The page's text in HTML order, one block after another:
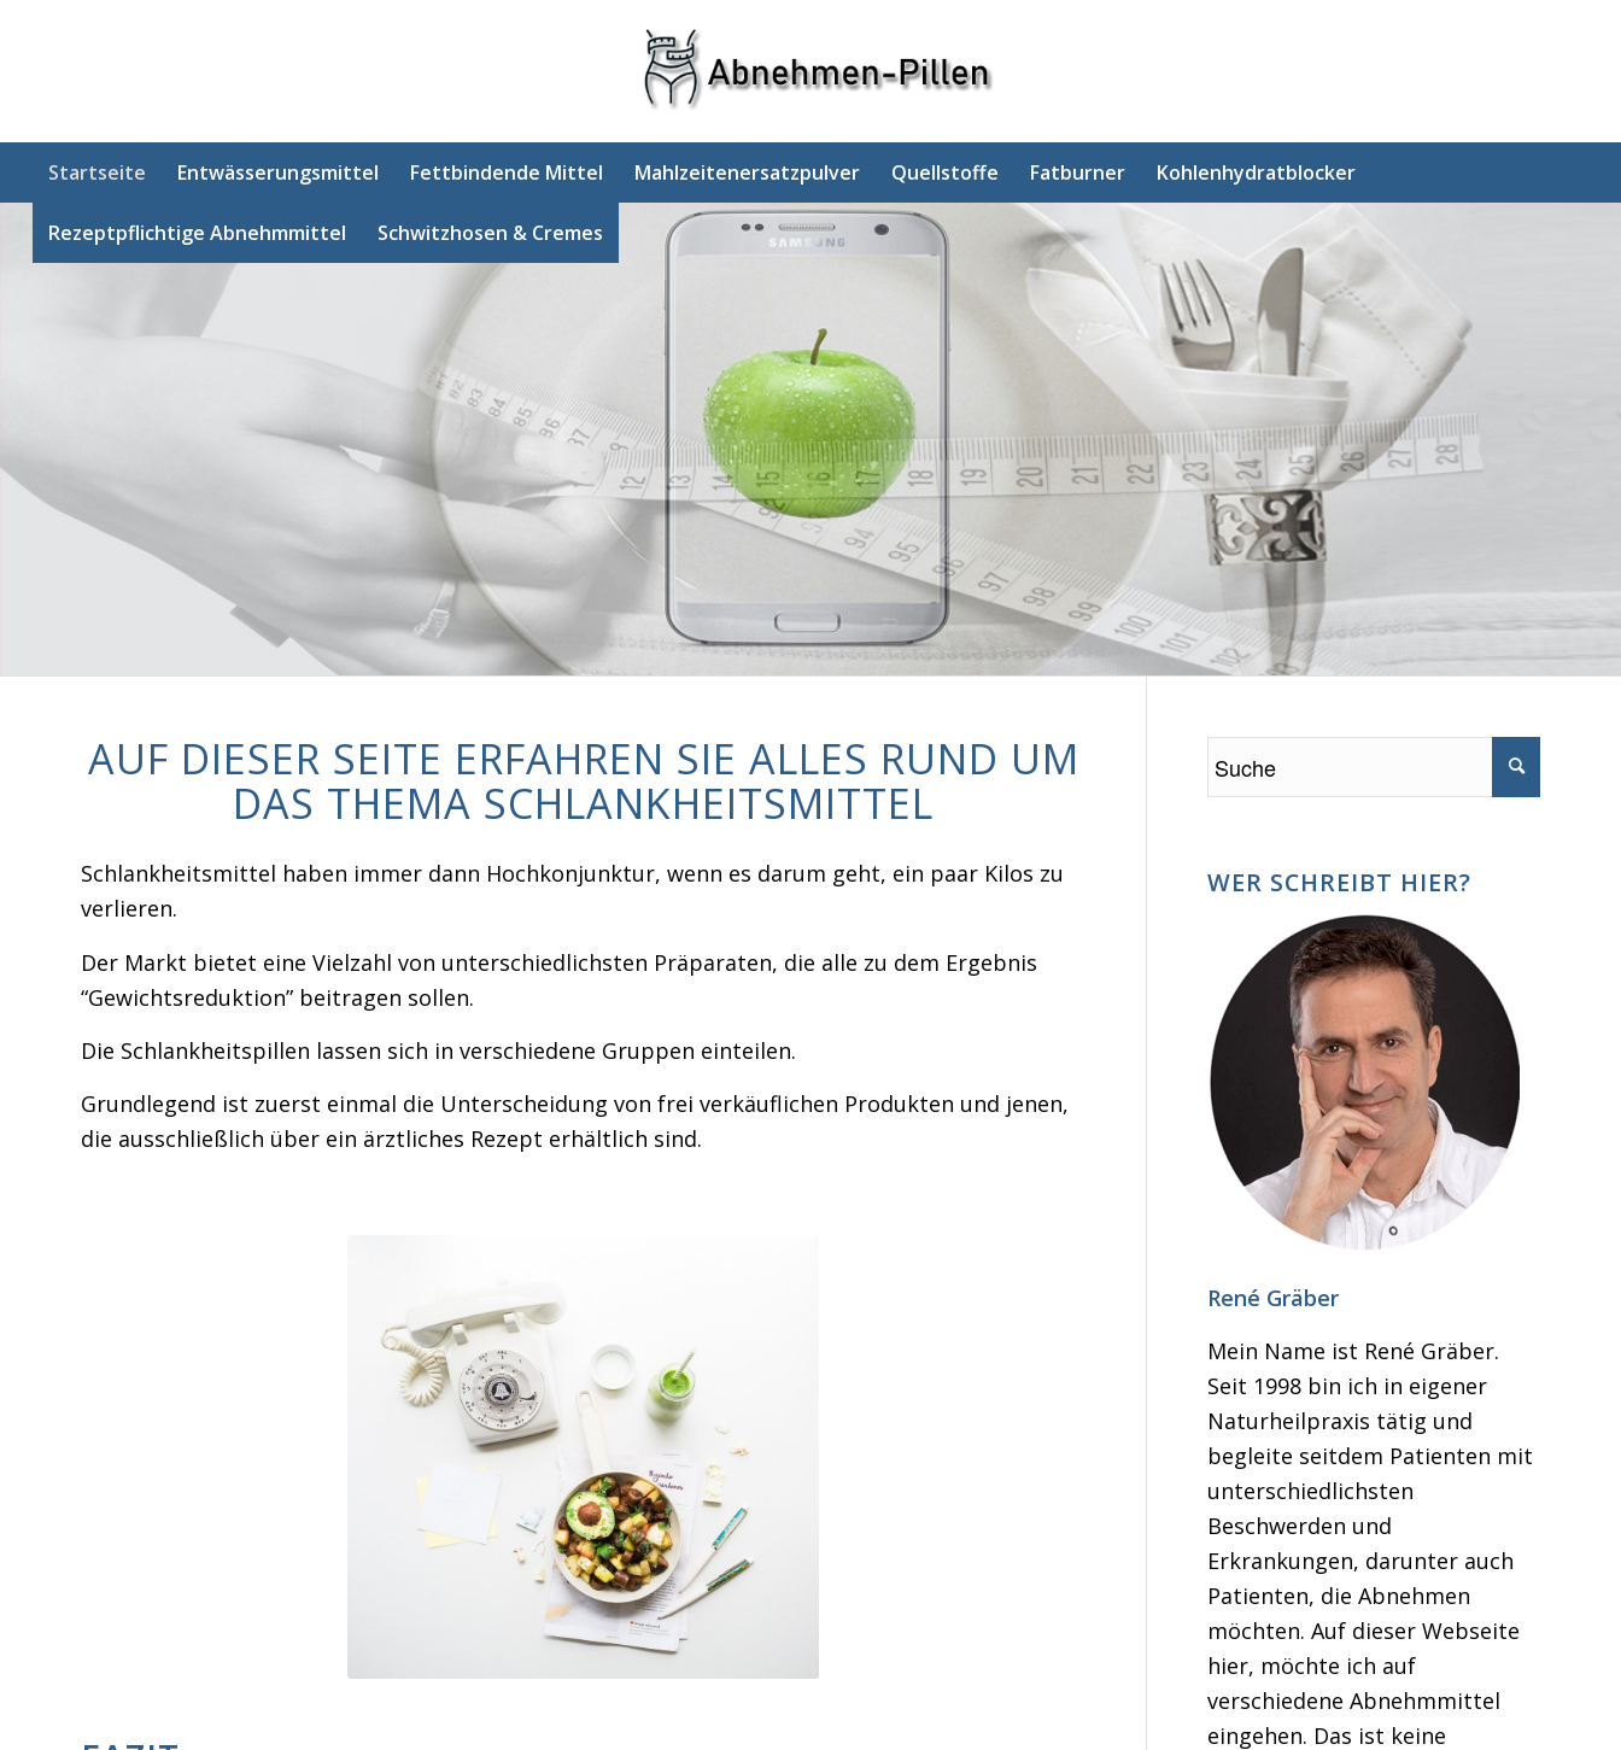
Startseite Entwässerungsmittel Fettbindende Mittel Mahlzeitenersatzpulver Quellstoffe Fatburner Kohlenhydratblocker
Rezeptpflichtige Abnehmmittel Schwitzhosen & Cremes
AUF DIESER SEITE ERFAHREN SIE ALLES RUND UM
DAS THEMA SCHLANKHEITSMITTEL
Schlankheitsmittel haben immer dann Hochkonjunktur, wenn es darum geht, ein paar Kilos zu
verlieren.
Der Markt bietet eine Vielzahl von unterschiedlichsten Präparaten, die alle zu dem Ergebnis
“Gewichtsreduktion” beitragen sollen.
Die Schlankheitspillen lassen sich in verschiedene Gruppen einteilen.
Grundlegend ist zuerst einmal die Unterscheidung von frei verkäuflichen Produkten und jenen,
die ausschließlich über ein ärztliches Rezept erhältlich sind.
WER SCHREIBT HIER?
René Gräber
Mein Name ist René Gräber.
Seit 1998 bin ich in eigener
Naturheilpraxis tätig und
begleite seitdem Patienten mit
unterschiedlichsten
Beschwerden und
Erkrankungen, darunter auch
Patienten, die Abnehmen
möchten. Auf dieser Webseite
hier, möchte ich auf
verschiedene Abnehmmittel
eingehen. Das ist keine